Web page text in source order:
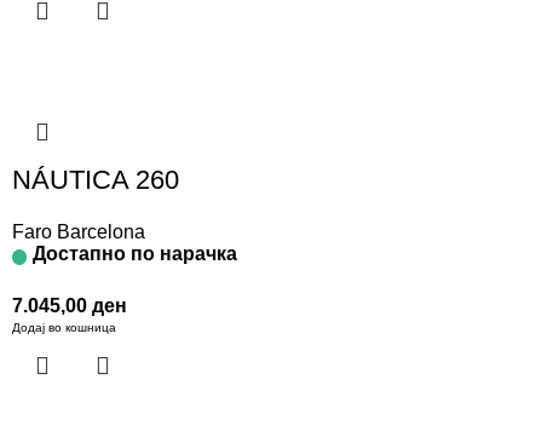
NÁUTICA 260
Faro Barcelona
Достапно по нарачка
7.045,00 ден
Додај во кошница